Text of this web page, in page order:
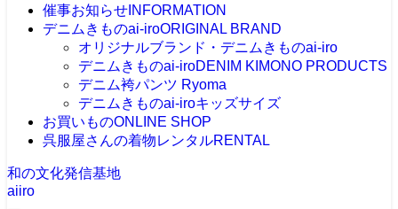
催事お知らせ INFORMATION
デニムきものai-iroORIGINAL BRAND
オリジナルブランド・デニムきものai-iro
デニムきものai-iroDENIM KIMONO PRODUCTS
デニム袴パンツ Ryoma
デニムきものai-iroキッズサイズ
お買いものONLINE SHOP
呉服屋さんの着物レンタルRENTAL
和の文化発信基地
aiiro